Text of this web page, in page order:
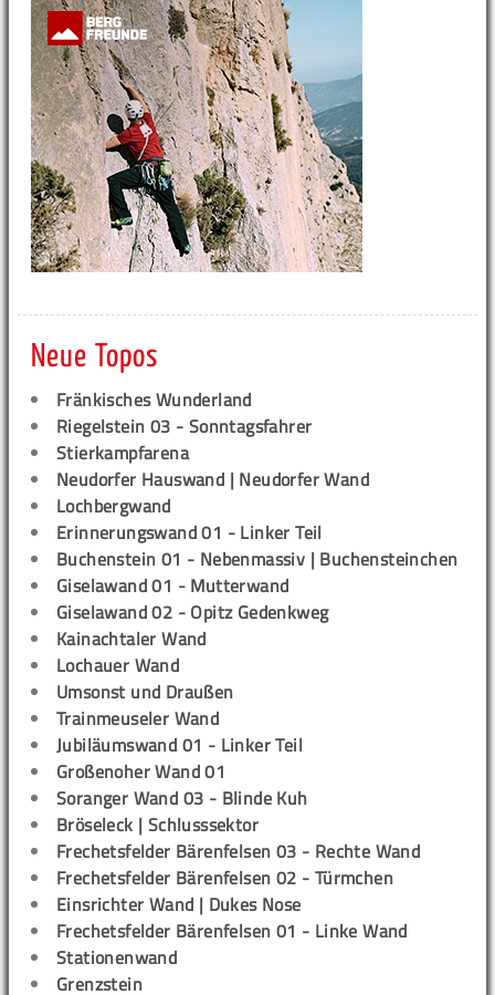
Neue Topos
Fränkisches Wunderland
Riegelstein 03 - Sonntagsfahrer
Stierkampfarena
Neudorfer Hauswand | Neudorfer Wand
Lochbergwand
Erinnerungswand 01 - Linker Teil
Buchenstein 01 - Nebenmassiv | Buchensteinchen
Giselawand 01 - Mutterwand
Giselawand 02 - Opitz Gedenkweg
Kainachtaler Wand
Lochauer Wand
Umsonst und Draußen
Trainmeuseler Wand
Jubiläumswand 01 - Linker Teil
Großenoher Wand 01
Soranger Wand 03 - Blinde Kuh
Bröseleck | Schlusssektor
Frechetsfelder Bärenfelsen 03 - Rechte Wand
Frechetsfelder Bärenfelsen 02 - Türmchen
Einsrichter Wand | Dukes Nose
Frechetsfelder Bärenfelsen 01 - Linke Wand
Stationenwand
Grenzstein